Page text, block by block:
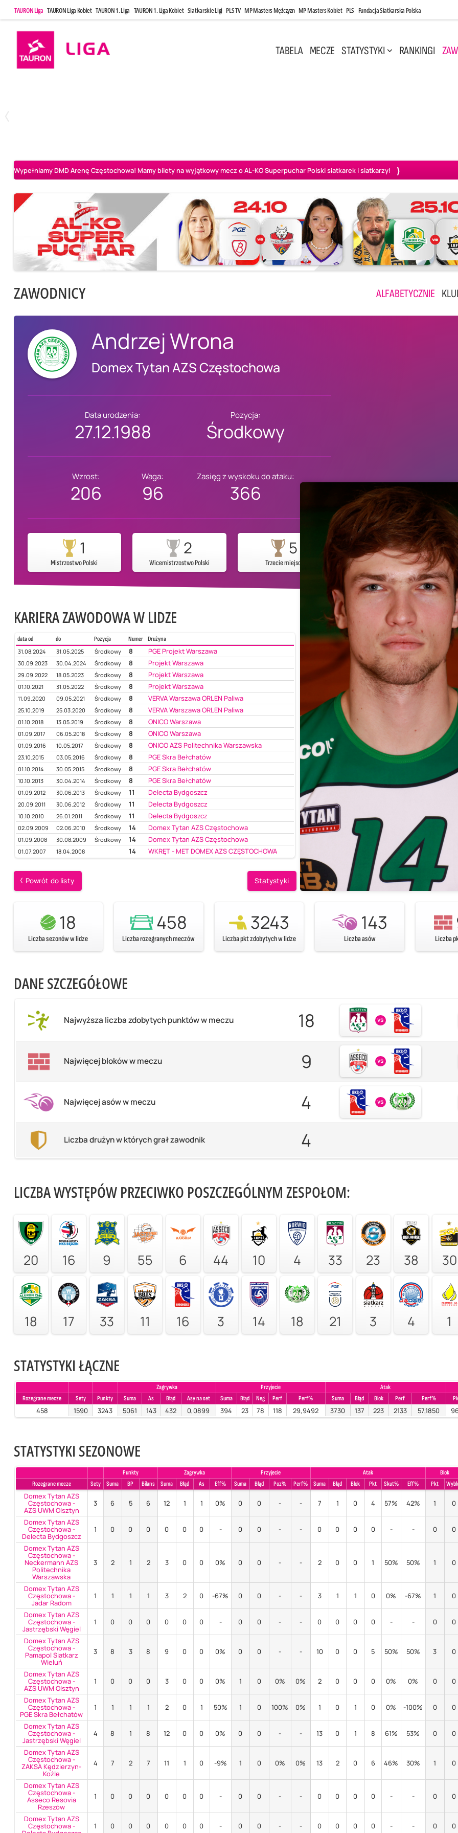
TAURON Liga TAURON Liga Kobiet TAURON 1. Liga TAURON 1. Liga Kobiet Siatkarskie Ligi PLS TV MP Masters Mężczyzn MP Masters Kobiet PLS Fundacja Siatkarska Polska
TABELA MECZE STATYSTYKI RANKINGI
Wypełniamy DMD Arenę Częstochowa! Mamy bilety na wyjątkowy mecz o AL-KO Superpuchar Polski siatkarek i siatkarzy!
ZAWODNICY ALFABETYCZNIE
Andrzej Wrona
Domex Tytan AZS Częstochowa
Data urodzenia:
27.12.1988
Pozycja:
Środkowy
Wzrost:
206
Waga:
96
Zasięg z wyskoku do ataku:
366
1
Mistrzostwo Polski
2
Wicemistrzostwo Polski
5
Trzecie miejsce
KARIERA ZAWODOWA W LIDZE
data od do Pozycja Numer
Drużyna
31.08.2024
31.05.2025 Środkowy 8 PGE Projekt Warszawa
30.09.2023 30.04.2024 Środkowy 8 Projekt Warszawa
29.09.2022 18.05.2023 Środkowy 8 Projekt Warszawa
01.10.2021 31.05.2022 Środkowy 8 Projekt Warszawa
11.09.2020 09.05.2021 Środkowy 8 VERVA Warszawa ORLEN Paliwa
25.10.2019 25.03.2020 Środkowy 8 VERVA Warszawa ORLEN Paliwa
01.10.2018 13.05.2019 Środkowy 8 ONICO Warszawa
01.09.2017 06.05.2018 Środkowy 8 ONICO Warszawa
01.09.2016 10.05.2017 Środkowy 8 ONICO AZS Politechnika Warszawska
23.10.2015 03.05.2016 Środkowy 8 PGE Skra Bełchatów
01.10.2014 30.05.2015 Środkowy 8 PGE Skra Bełchatów
10.10.2013 30.04.2014 Środkowy 8 PGE Skra Bełchatów
01.09.2012 30.06.2013 Środkowy 11 Delecta Bydgoszcz
20.09.2011 30.06.2012 Środkowy 11 Delecta Bydgoszcz
10.10.2010 26.01.2011 Środkowy 11 Delecta Bydgoszcz
02.09.2009 02.06.2010 Środkowy 14 Domex Tytan AZS Częstochowa
01.09.2008 30.08.2009 Środkowy 14 Domex Tytan AZS Częstochowa
01.07.2007 18.04.2008 14 WKRĘT - MET DOMEX AZS CZĘSTOCHOWA
Powrót do listy Statystyki
18
Liczba sezonów w lidze
458
Liczba rozegranych meczów
3243
Liczba pkt zdobytych w lidze
143
Liczba asów Liczba
DANE SZCZEGÓŁOWE
Najwyższa liczba zdobytych punktów w meczu 18 vs
Najwięcej bloków w meczu 9 vs
Najwięcej asów w meczu 4 vs
Liczba drużyn w których grał zawodnik 4
LICZBA WYSTĘPÓW PRZECIWKO POSZCZEGÓLNYM ZESPOŁOM:
20 16 9 55 6 44 10 4 33 23 38 30
18 17 33 11 16 3 14 18 21 3 4 1
STATYSTYKI ŁĄCZNE
Zagrywka Przyjecie
Atak
Rozegrane mecze
Sety Punkty Suma As Błąd Asy na set Suma Błąd Neg Perf Perf% Suma Błąd Blok Perf Perf%
458 1590 3243 5061 143 432 0,0899 394 23 78 118 29,9492 3730 137 223 2133 57,1850
STATYSTYKI SEZONOWE
Punkty Zagrywka Przyjecie Atak
Blok
Rozegrane mecze
Sety Suma BP Bilans Suma Błąd As Eff% Suma Błąd Poz% Perf% Suma Błąd Blok Pkt Skut% Eff% Pkt
Domex Tytan AZS
Częstochowa -
AZS UWM Olsztyn
3 6 5 6 12 1 1 0% 0 0 - - 7 1 0 4 57% 42% 1 0
Domex Tytan AZS
Częstochowa -
Delecta Bydgoszcz
1 0 0 0 0 0 0 - 0 0 - - 0 0 0 0 - - 0 0
Domex Tytan AZS
Częstochowa -
Neckermann AZS
Politechnika
Warszawska
3 2 1 2 3 0 0 0% 0 0 - - 2 0 0 1 50% 50% 1 0
Domex Tytan AZS
Częstochowa -
Jadar Radom
1 1 1 1 3 2 0 -67% 0 0 - - 3 1 1 0 0% -67% 1 0
Domex Tytan AZS
Częstochowa -
Jastrzębski Węgiel
1 0 0 0 0 0 0 - 0 0 - - 0 0 0 0 - - 0 0
Domex Tytan AZS
Częstochowa -
Pamapol Siatkarz
Wieluń
3 8 3 8 9 0 0 0% 0 0 - - 10 0 0 5 50% 50% 3 0
Domex Tytan AZS
Częstochowa -
AZS UWM Olsztyn
1 0 0 0 3 0 0 0% 1 0 0% 0% 2 0 0 0 0% 0% 0 0
Domex Tytan AZS
Częstochowa -
PGE Skra Bełchatów
1 1 1 1 2 0 1 50% 1 0 100% 0% 1 0 1 0 0% -100% 0 0
Domex Tytan AZS
Częstochowa -
Jastrzębski Węgiel
4 8 1 8 12 0 0 0% 0 0 - - 13 0 1 8 61% 53% 0 0
Domex Tytan AZS
Częstochowa -
ZAKSA Kędzierzyn-
Koźle
4 7 2 7 11 1 0 -9% 1 0 0% 0% 13 2 0 6 46% 30% 1 0
Domex Tytan AZS
Częstochowa -
Asseco Resovia
Rzeszów
1 0 0 0 0 0 0 - 0 0 - - 0 0 0 0 - - 0 0
Domex Tytan AZS
Częstochowa - 1 0 0 0 0 0 0 - 0 0 - - 0 0 0 0 - - 0 0